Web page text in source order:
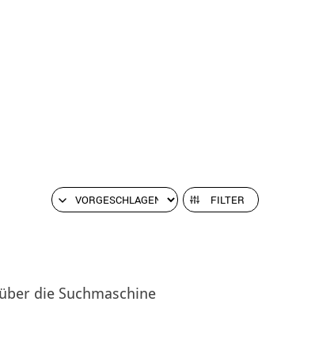
FILTER
die Suchmaschine